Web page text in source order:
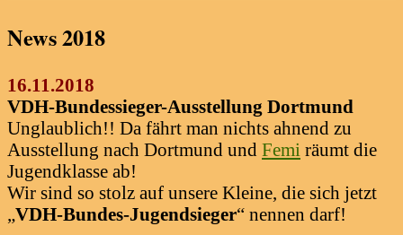
News 2018
16.11.2018
VDH-Bundessieger-Ausstellung Dortmund
Unglaublich!! Da fährt man nichts ahnend zu
Ausstellung nach Dortmund und Femi räumt die
Jugendklasse ab!
Wir sind so stolz auf unsere Kleine, die sich jetzt
„VDH-Bundes-Jugendsieger“ nennen darf!